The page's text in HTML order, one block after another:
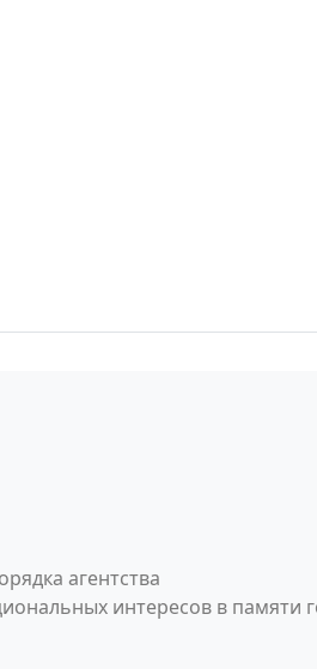
агентства
интересов в памяти